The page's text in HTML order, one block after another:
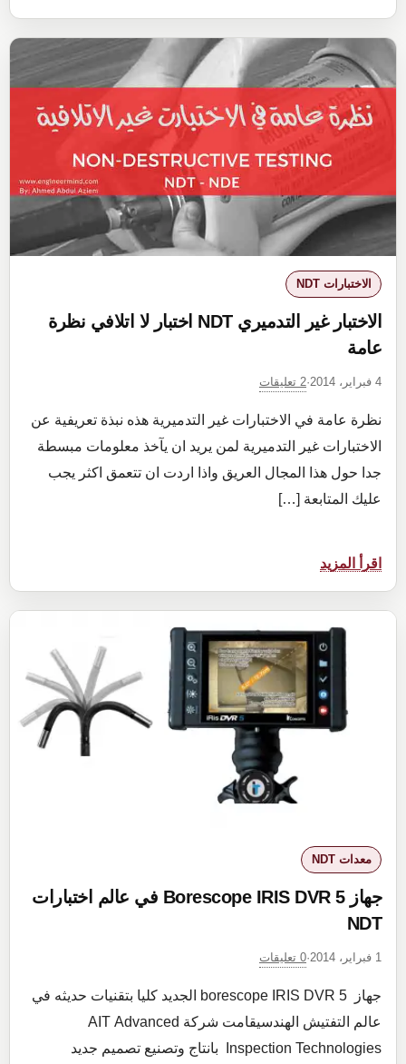
مقدمة
التصوير
الصناعي
Radiographic
Testing
الاختبارات NDT
الاختبار غير التدميري NDT اختبار لا اتلافي نظرة
عامة
4 فبراير، 2014 ·2 تعليقات
نظرة عامة في الاختبارات غير التدميرية هذه نبذة تعريفية عن
الاختبارات غير التدميرية لمن يريد ان يآخذ معلومات مبسطة
جدا حول هذا المجال العريق واذا اردت ان تتعمق اكثر يجب
عليك المتابعة […]
اقرأ المزيد
الاختبار
غير
التدميري
NDT
اختبار
نظرة
عامة
معدات NDT
جهاز Borescope IRIS DVR 5 في عالم اختبارات
NDT
1 فبراير، 2014 ·0 تعليقات
جهاز borescope IRIS DVR 5 الجديد كليا بتقنيات حديثه في
عالم التفتيش الهندسيقامت شركة AIT Advanced
Inspection Technologies بانتاج وتصنيع تصميم جديد